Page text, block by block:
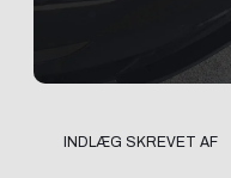
INDLÆG SKREVET AF